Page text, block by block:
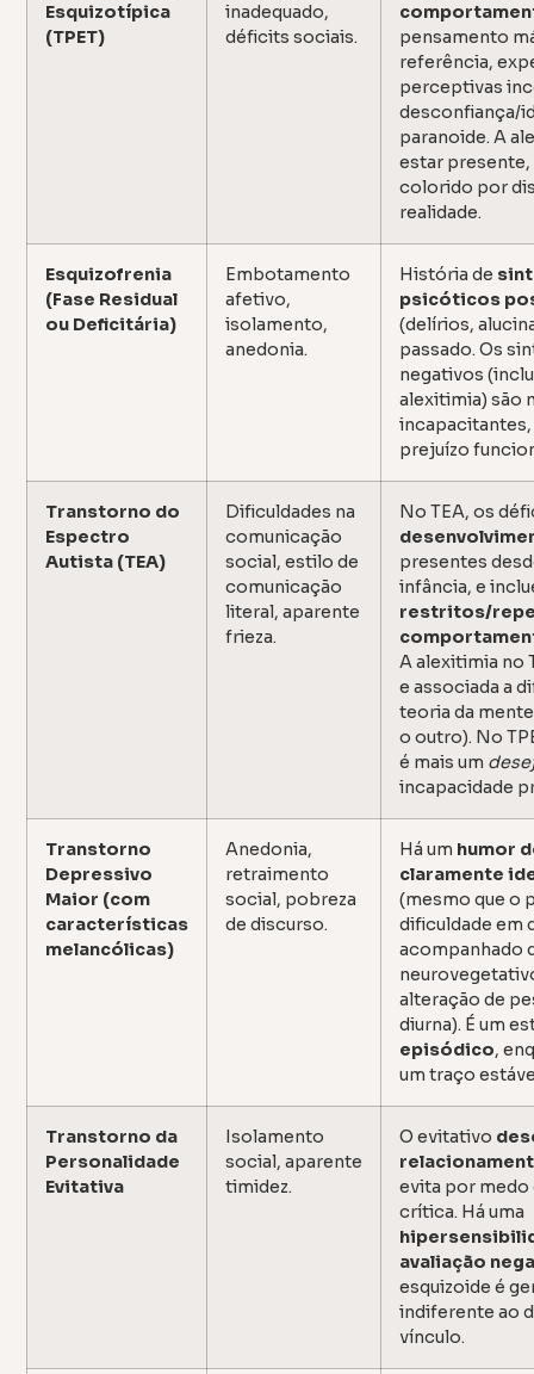
Esquizotípica
(TPET)
inadequado,
déficits sociais.
pensamento
referência,
perceptivas
desconfiança/
paranoide. A
estar presente,
colorido por
realidade.
Esquizofrenia
(Fase Residual
ou Deficitária)
Embotamento
afetivo,
isolamento,
anedonia.
História de
psicóticos
(delírios,
passado. Os
negativos
alexitimia) são
prejuízo
Transtorno do
Espectro
Autista (TEA)
Dificuldades na
comunicação
social, estilo de
comunicação
literal, aparente
frieza.
No TEA, os
presentes
infância, e
restritos/
A alexitimia no
e associada a
teoria da
o outro). No
é mais um
incapacidade
Transtorno
Depressivo
Maior (com
características
melancólicas)
Anedonia,
retraimento
social, pobreza
de discurso.
Há um humor
claramente
(mesmo que o
dificuldade em
acompanhado
alteração de
diurna). É um
episódico,
um traço
Transtorno da
Personalidade
Evitativa
Isolamento
social, aparente
timidez.
O evitativo
evita por medo
crítica. Há uma
avaliação
esquizoide é
indiferente ao
vínculo.